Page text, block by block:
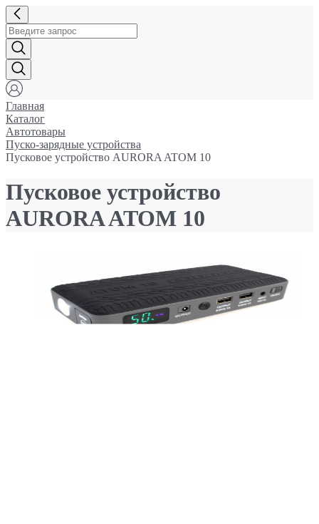
Главная
Каталог
Автотовары
Пуско-зарядные устройства
Пусковое устройство AURORA ATOM 10
Пусковое устройство
AURORA ATOM 10